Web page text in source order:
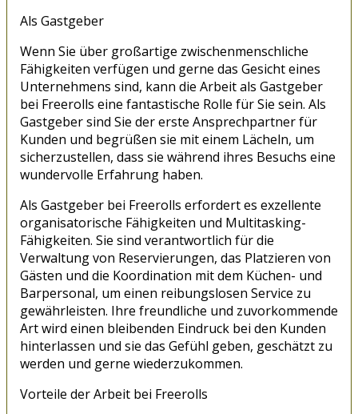
Als Gastgeber
Wenn Sie über großartige zwischenmenschliche
Fähigkeiten verfügen und gerne das Gesicht eines
Unternehmens sind, kann die Arbeit als Gastgeber
bei Freerolls eine fantastische Rolle für Sie sein. Als
Gastgeber sind Sie der erste Ansprechpartner für
Kunden und begrüßen sie mit einem Lächeln, um
sicherzustellen, dass sie während ihres Besuchs eine
wundervolle Erfahrung haben.
Als Gastgeber bei Freerolls erfordert es exzellente
organisatorische Fähigkeiten und Multitasking-
Fähigkeiten. Sie sind verantwortlich für die
Verwaltung von Reservierungen, das Platzieren von
Gästen und die Koordination mit dem Küchen- und
Barpersonal, um einen reibungslosen Service zu
gewährleisten. Ihre freundliche und zuvorkommende
Art wird einen bleibenden Eindruck bei den Kunden
hinterlassen und sie das Gefühl geben, geschätzt zu
werden und gerne wiederzukommen.
Vorteile der Arbeit bei Freerolls